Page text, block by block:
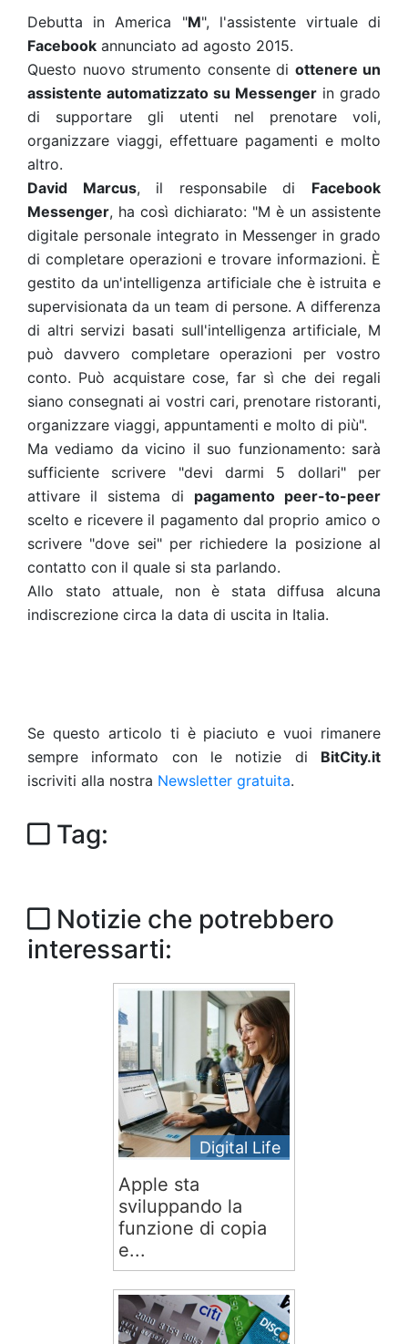
Debutta in America "M", l'assistente virtuale di
Facebook annunciato ad agosto 2015.
Questo nuovo strumento consente di ottenere un
assistente automatizzato su Messenger in grado
di supportare gli utenti nel prenotare voli,
organizzare viaggi, effettuare pagamenti e molto
altro.
David Marcus, il responsabile di Facebook
Messenger, ha così dichiarato: "M è un assistente
digitale personale integrato in Messenger in grado
di completare operazioni e trovare informazioni. È
gestito da un'intelligenza artificiale che è istruita e
supervisionata da un team di persone. A differenza
di altri servizi basati sull'intelligenza artificiale, M
può davvero completare operazioni per vostro
conto. Può acquistare cose, far sì che dei regali
siano consegnati ai vostri cari, prenotare ristoranti,
organizzare viaggi, appuntamenti e molto di più".
Ma vediamo da vicino il suo funzionamento: sarà
sufficiente scrivere "devi darmi 5 dollari" per
attivare il sistema di pagamento peer-to-peer
scelto e ricevere il pagamento dal proprio amico o
scrivere "dove sei" per richiedere la posizione al
contatto con il quale si sta parlando.
Allo stato attuale, non è stata diffusa alcuna
indiscrezione circa la data di uscita in Italia.
Se questo articolo ti è piaciuto e vuoi rimanere
sempre informato con le notizie di BitCity.it
iscriviti alla nostra Newsletter gratuita.
Tag:
Notizie che potrebbero
interessarti:
Digital Life
Apple sta
sviluppando la
funzione di copia
e...